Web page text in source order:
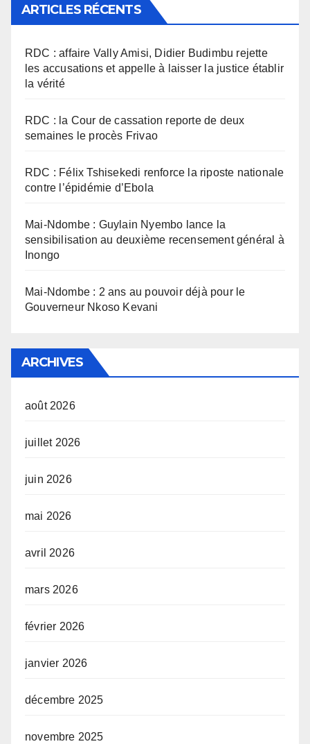
ARTICLES RÉCENTS
RDC : affaire Vally Amisi, Didier Budimbu rejette
les accusations et appelle à laisser la justice établir
la vérité
RDC : la Cour de cassation reporte de deux
semaines le procès Frivao
RDC : Félix Tshisekedi renforce la riposte nationale
contre l’épidémie d’Ebola
Mai-Ndombe : Guylain Nyembo lance la
sensibilisation au deuxième recensement général à
Inongo
Mai-Ndombe : 2 ans au pouvoir déjà pour le
Gouverneur Nkoso Kevani
ARCHIVES
août 2026
juillet 2026
juin 2026
mai 2026
avril 2026
mars 2026
février 2026
janvier 2026
décembre 2025
novembre 2025